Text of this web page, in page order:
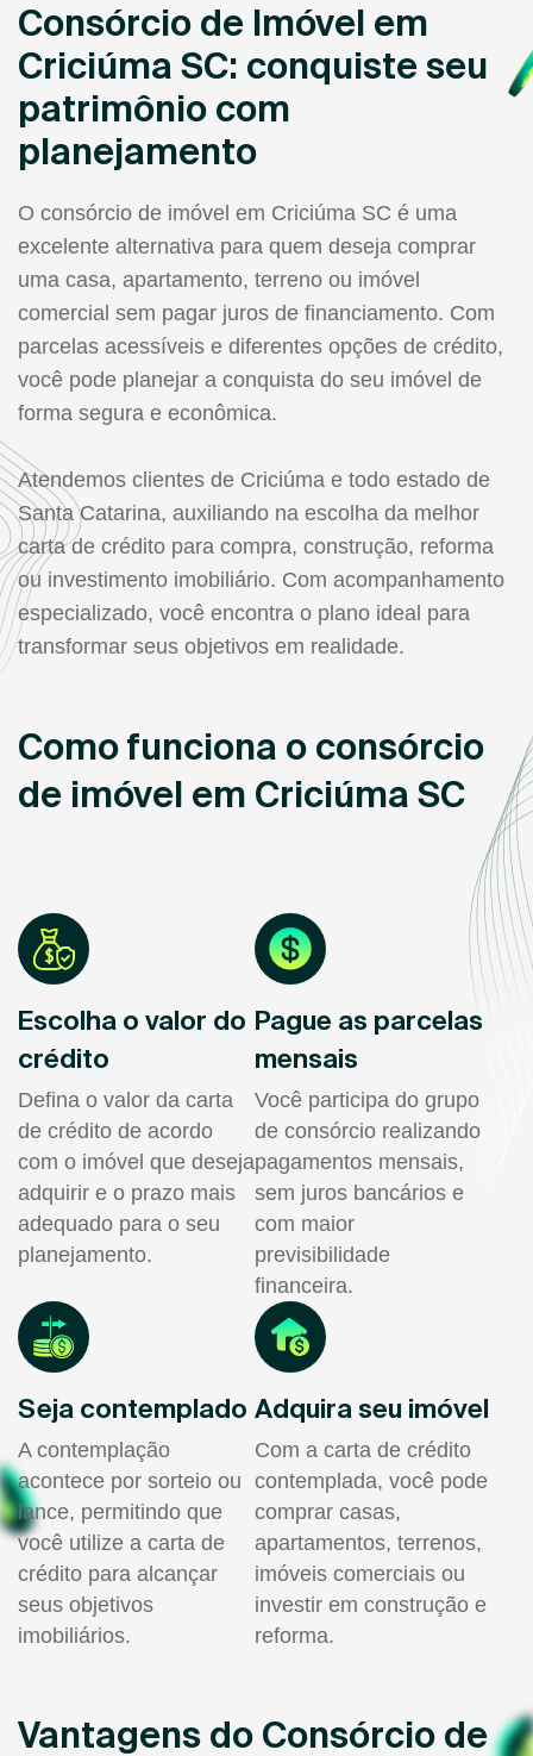
Consórcio de Imóvel em
Criciúma SC: conquiste seu
patrimônio com
planejamento
O consórcio de imóvel em Criciúma SC é uma
excelente alternativa para quem deseja comprar
uma casa, apartamento, terreno ou imóvel
comercial sem pagar juros de financiamento. Com
parcelas acessíveis e diferentes opções de crédito,
você pode planejar a conquista do seu imóvel de
forma segura e econômica.
Atendemos clientes de Criciúma e todo estado de
Santa Catarina, auxiliando na escolha da melhor
carta de crédito para compra, construção, reforma
ou investimento imobiliário. Com acompanhamento
especializado, você encontra o plano ideal para
transformar seus objetivos em realidade.
Como funciona o consórcio
de imóvel em Criciúma SC
Escolha o valor do
crédito
Defina o valor da carta
de crédito de acordo
com o imóvel que deseja
adquirir e o prazo mais
adequado para o seu
planejamento.
Pague as parcelas
mensais
Você participa do grupo
de consórcio realizando
pagamentos mensais,
sem juros bancários e
com maior
previsibilidade
financeira.
Seja contemplado
A contemplação
acontece por sorteio ou
lance, permitindo que
você utilize a carta de
crédito para alcançar
seus objetivos
imobiliários.
Adquira seu imóvel
Com a carta de crédito
contemplada, você pode
comprar casas,
apartamentos, terrenos,
imóveis comerciais ou
investir em construção e
reforma.
Vantagens do Consórcio de